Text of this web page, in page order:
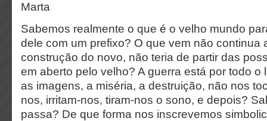
Marta
Sabemos realmente o que é o velho mundo
dele com um prefixo? O que vem não continua
construção do novo, não teria de partir das
em aberto pelo velho? A guerra está por todo o
as imagens, a miséria, a destruição, não nos
nos, irritam-nos, tiram-nos o sono, e depois?
passa? De que forma nos inscrevemos